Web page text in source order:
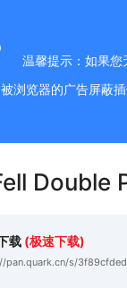
温馨提示：如果
浏览器的广告屏蔽
Double
载 (极速下载)
pan.quark.cn/s/